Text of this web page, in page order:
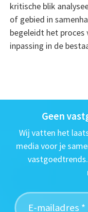
kritische blik
of gebied in
begeleidt het proces
inpassing in de
Geen
Wij vatten het
media voor je